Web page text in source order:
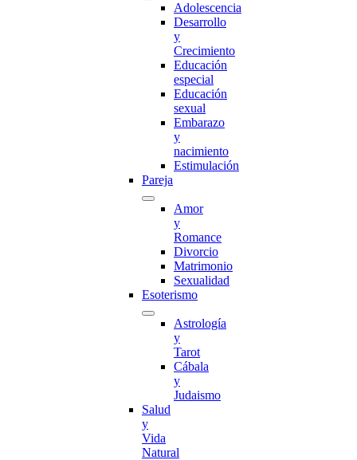
Adolescencia
Desarrollo
y
Crecimiento
Educación
especial
Educación
sexual
Embarazo
y
nacimiento
Estimulación
Pareja
Amor
y
Romance
Divorcio
Matrimonio
Sexualidad
Esoterismo
Astrología
y
Tarot
Cábala
y
Judaismo
Salud
y
Vida
Natural